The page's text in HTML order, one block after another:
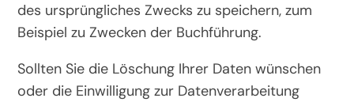
des ursprüngliches Zwecks zu speichern, zum
Beispiel zu Zwecken der Buchführung.
Sollten Sie die Löschung Ihrer Daten wünschen
oder die Einwilligung zur Datenverarbeitung